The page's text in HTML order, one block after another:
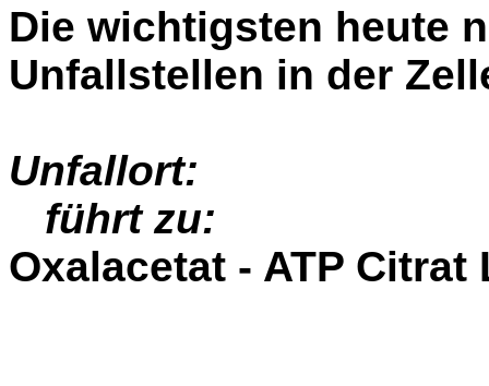
Die wichtigsten heute
Unfallstellen in der
führt zu:
Oxalacetat - ATP